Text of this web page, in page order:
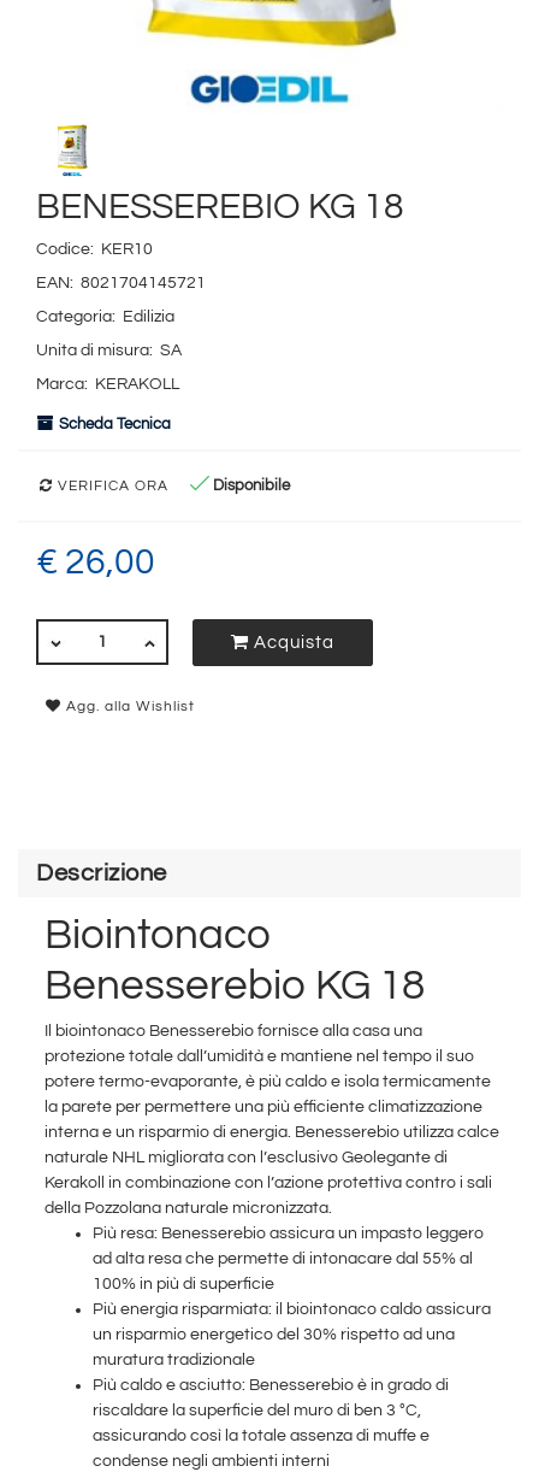
BENESSEREBIO KG 18
Codice:
KER10
EAN: 8021704145721
Categoria:
Edilizia
Unita di misura: SA
Marca:
KERAKOLL
Scheda Tecnica
VERIFICA ORA Disponibile
€ 26,00
Acquista
Agg. alla Wishlist
Descrizione
Biointonaco
Benesserebio KG 18
Il biointonaco Benesserebio fornisce alla casa una
protezione totale dall’umidità e mantiene nel tempo il suo
potere termo-evaporante, è più caldo e isola termicamente
la parete per permettere una più efficiente climatizzazione
interna e un risparmio di energia. Benesserebio utilizza calce
naturale NHL migliorata con l’esclusivo Geolegante di
Kerakoll in combinazione con l’azione protettiva contro i sali
della Pozzolana naturale micronizzata.
Più resa: Benesserebio assicura un impasto leggero
ad alta resa che permette di intonacare dal 55% al
100% in più di superficie
Più energia risparmiata: il biointonaco caldo assicura
un risparmio energetico del 30% rispetto ad una
muratura tradizionale
Più caldo e asciutto: Benesserebio è in grado di
riscaldare la superficie del muro di ben 3 °C,
assicurando così la totale assenza di muffe e
condense negli ambienti interni